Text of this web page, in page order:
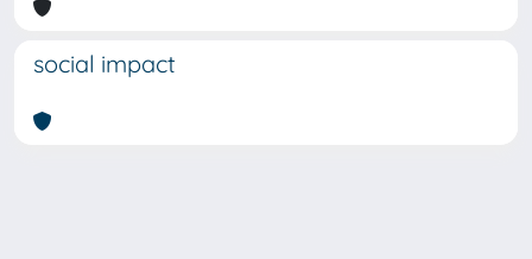
social impact